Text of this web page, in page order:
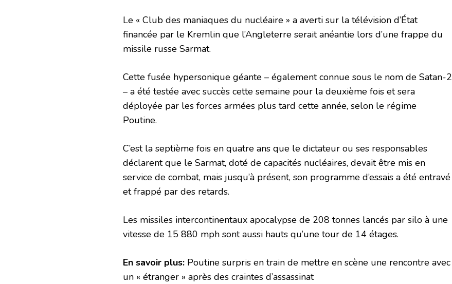
Le « Club des maniaques du nucléaire » a averti sur la télévision d’État
financée par le Kremlin que l’Angleterre serait anéantie lors d’une frappe du
missile russe Sarmat.
Cette fusée hypersonique géante – également connue sous le nom de Satan-2
– a été testée avec succès cette semaine pour la deuxième fois et sera
déployée par les forces armées plus tard cette année, selon le régime
Poutine.
C’est la septième fois en quatre ans que le dictateur ou ses responsables
déclarent que le Sarmat, doté de capacités nucléaires, devait être mis en
service de combat, mais jusqu’à présent, son programme d’essais a été entravé
et frappé par des retards.
Les missiles intercontinentaux apocalypse de 208 tonnes lancés par silo à une
vitesse de 15 880 mph sont aussi hauts qu’une tour de 14 étages.
En savoir plus: Poutine surpris en train de mettre en scène une rencontre avec
un « étranger » après des craintes d’assassinat